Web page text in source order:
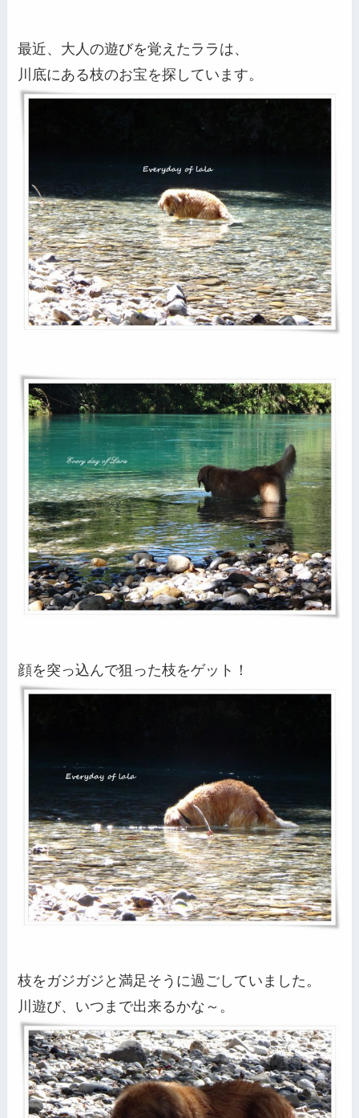
最近、大人の遊びを覚えたララは、
川底にある枝のお宝を探しています。
顔を突っ込んで狙った枝をゲット！
枝をガジガジと満足そうに過ごしていました。
川遊び、いつまで出来るかな～。